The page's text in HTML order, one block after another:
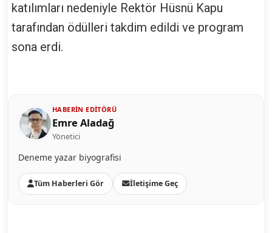
katılımları nedeniyle Rektör Hüsnü Kapu
tarafından ödülleri takdim edildi ve program
sona erdi.
HABERIN EDITÖRÜ
Emre Aladağ
Yönetici
Deneme yazar biyografisi
Tüm Haberleri Gör İletişime Geç